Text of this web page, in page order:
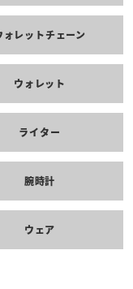
ォレットチェーン
ウォレット
ライター
腕時計
ウェア